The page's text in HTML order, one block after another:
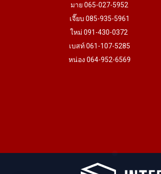
มาย 065-027-5952
เจี๊ยบ 085-935-5961
ใหม่ 091-430-0372
เบสท์ 061-107-5285
หน่อง 064-952-6569